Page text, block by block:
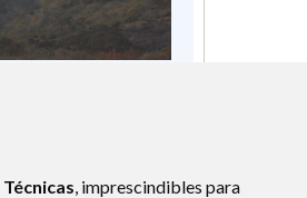
Técnicas, imprescindibles para